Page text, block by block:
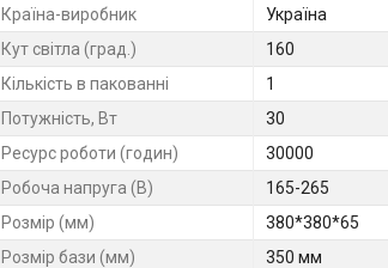
Країна-виробник
Україна
Кут світла (град.)
160
Кількість в пакованні
1
Потужність, Вт
30
Ресурс роботи (годин)
30000
Робоча напруга (В)
165-265
Розмір (мм)
380*380*65
Розмір бази (мм)
350 мм